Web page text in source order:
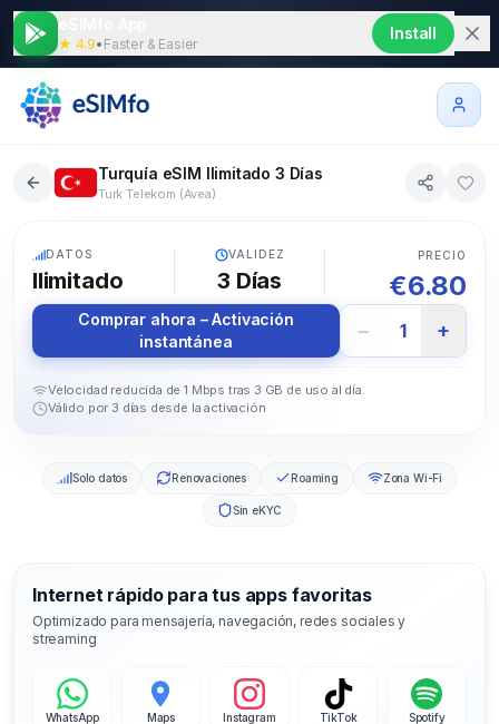
★ 4.9• Faster & Easier
Install
Turquía eSIM Ilimitado 3 Días
Turk Telekom (Avea)
DATOS
Ilimitado
VALIDEZ
3 Días
PRECIO
€6.80
Comprar ahora – Activación
instantánea
− 1 +
Velocidad reducida de 1 Mbps tras 3 GB de uso al día.
Válido por 3 días desde la activación
Solo datos Renovaciones Roaming Zona Wi-Fi
Sin eKYC
Internet rápido para tus apps favoritas
Optimizado para mensajería, navegación, redes sociales y
streaming
WhatsApp Maps Instagram TikTok Spotify